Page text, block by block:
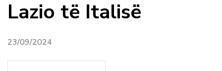
Lazio të Italisë
23/09/2024